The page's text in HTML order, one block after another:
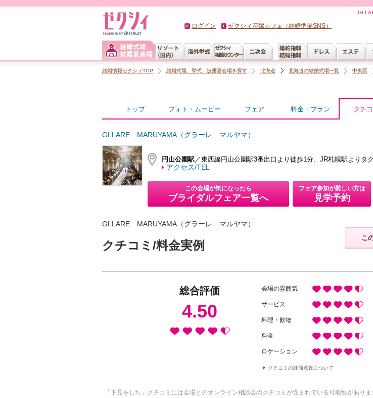
ログイン ゼクシィ花嫁カフェ（結婚準備SNS）
結婚情報ゼクシィTOP 結婚式場、挙式、披露宴会場を探す 北海道 北海道の結婚式場一覧 中央区
トップ フォト・ムービー フェア 料金・プラン クチコ
GLLARE MARUYAMA（グラーレ マルヤマ）
円山公園駅／東西線円山公園駅3番出口より徒歩1分、JR札幌駅よりタ
アクセス/TEL
この会場が気になったら
ブライダルフェア一覧へ
フェア参加が難しい方は
見学予約
GLLARE MARUYAMA（グラーレ マルヤマ）
クチコミ/料金実例
こ
総合評価
4.50
会場の雰囲気
サービス
料理・飲物
料金
ロケーション
クチコミの評価点数について
「下見をした」クチコミには会場とのオンライン相談会のクチコミが含まれている可能性がありま